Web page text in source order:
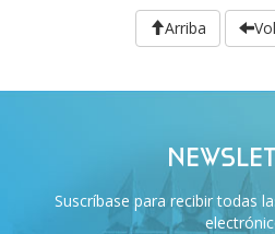
Arriba
Suscríbase para recibir todas